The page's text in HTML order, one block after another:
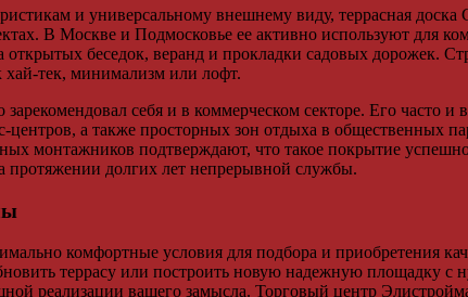
и универсальному внешнему виду, террасная
В Москве и Подмосковье ее активно используют для
беседок, веранд и прокладки садовых дорожек.
тек, минимализм или лофт.
себя и в коммерческом секторе. Его часто
центров, а также просторных зон отдыха в общественных
монтажников подтверждают, что такое покрытие
протяжении долгих лет непрерывной службы.
комфортные условия для подбора и приобретения
террасу или построить новую надежную площадку с
реализации вашего замысла. Торговый центр